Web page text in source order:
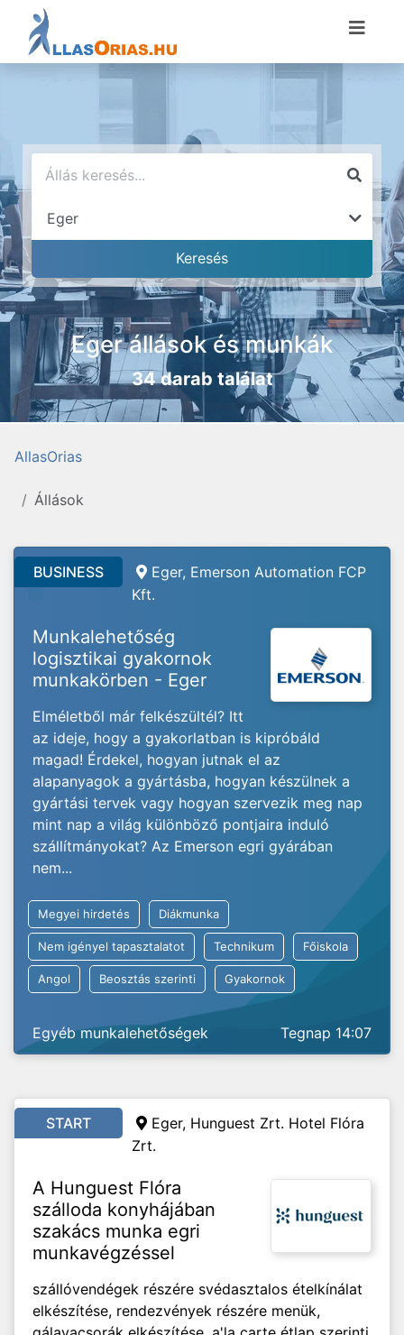
Eger állások és munkák
34 darab találat
AllasOrias
Állások
BUSINESS
Eger, Emerson Automation FCP
Kft.
Munkalehetőség
logisztikai gyakornok
munkakörben - Eger
Elméletből már felkészültél? Itt
az ideje, hogy a gyakorlatban is kipróbáld
magad! Érdekel, hogyan jutnak el az
alapanyagok a gyártásba, hogyan készülnek a
gyártási tervek vagy hogyan szervezik meg nap
mint nap a világ különböző pontjaira induló
szállítmányokat? Az Emerson egri gyárában
nem...
Megyei hirdetés Diákmunka
Nem igényel tapasztalatot Technikum Főiskola
Angol Beosztás szerinti Gyakornok
Egyéb munkalehetőségek Tegnap 14:07
START
Eger, Hunguest Zrt. Hotel Flóra
Zrt.
A Hunguest Flóra
szálloda konyhájában
szakács munka egri
munkavégzéssel
szállóvendégek részére svédasztalos ételkínálat
elkészítése, rendezvények részére menük,